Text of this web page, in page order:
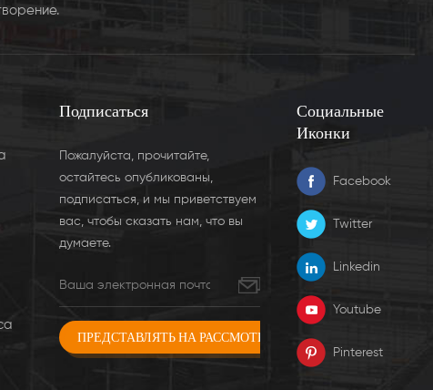
Подписаться
Пожалуйста, прочитайте,
остайтесь опубликованы,
подписаться, и мы приветствуем
вас, чтобы сказать нам, что вы
думаете.
Социальные
Иконки
Facebook
Twitter
Linkedin
Youtube
Pinterest